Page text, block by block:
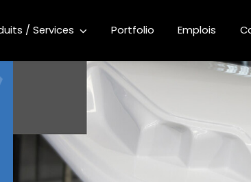
/ Services Portfolio Emplois